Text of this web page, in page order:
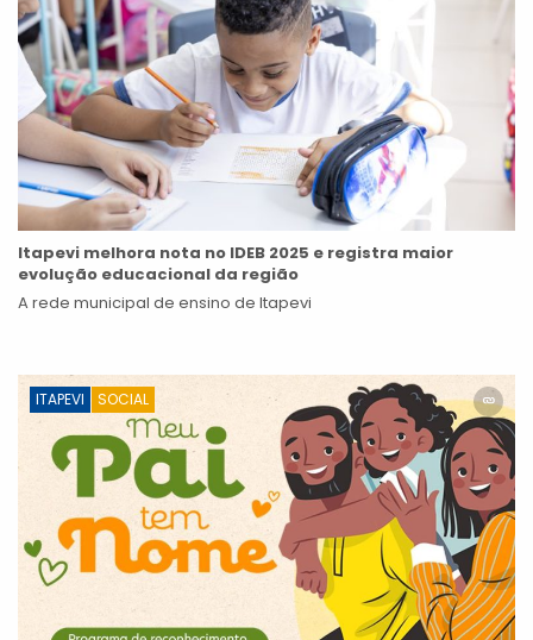
Itapevi melhora nota no IDEB 2025 e registra maior
evolução educacional da região
A rede municipal de ensino de Itapevi
ITAPEVI SOCIAL